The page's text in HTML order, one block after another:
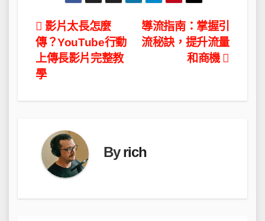
文
章
導
覽
導流指南：掌握引
流秘訣，提升流量
和商機
影片太長怎麼
傳？YouTube行動
上傳長影片完整教
學
Byrich